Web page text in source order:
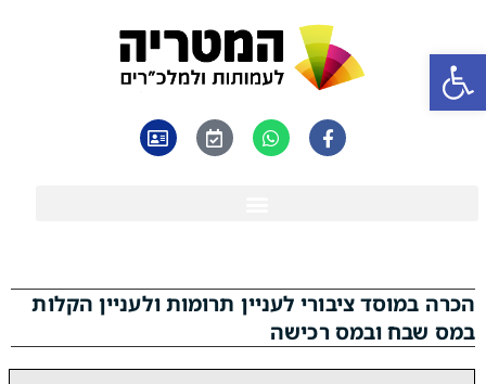
פתח סרגל נגישות
הכרה במוסד ציבורי לעניין תרומות ולעניין הקלות
במס שבח ובמס רכישה